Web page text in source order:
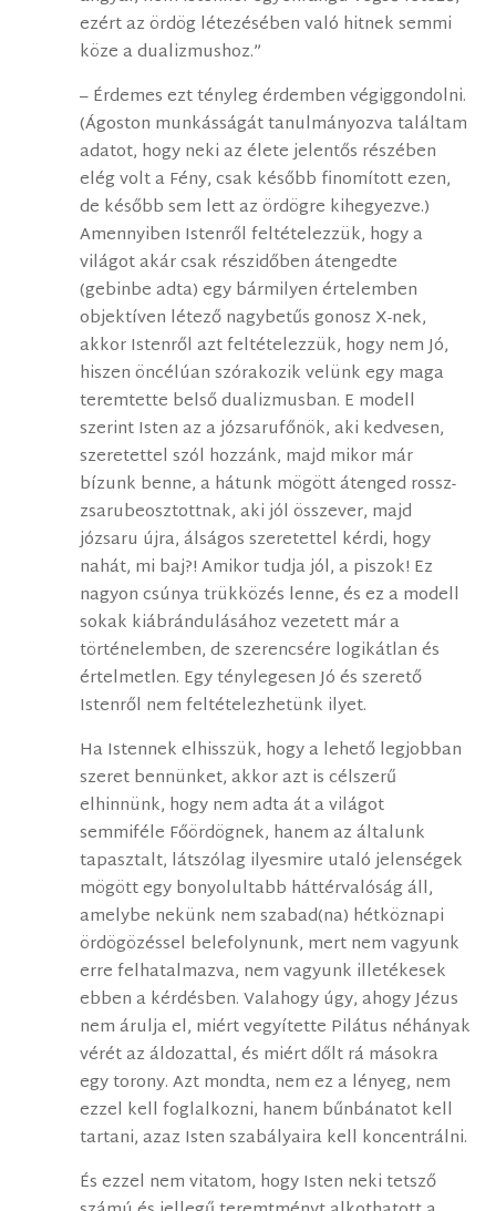
ezért az ördög létezésében való hitnek semmi
köze a dualizmushoz.”
– Érdemes ezt tényleg érdemben végiggondolni.
(Ágoston munkásságát tanulmányozva találtam
adatot, hogy neki az élete jelentős részében
elég volt a Fény, csak később finomított ezen,
de később sem lett az ördögre kihegyezve.)
Amennyiben Istenről feltételezzük, hogy a
világot akár csak részidőben átengedte
(gebinbe adta) egy bármilyen értelemben
objektíven létező nagybetűs gonosz X-nek,
akkor Istenről azt feltételezzük, hogy nem Jó,
hiszen öncélúan szórakozik velünk egy maga
teremtette belső dualizmusban. E modell
szerint Isten az a józsarufőnök, aki kedvesen,
szeretettel szól hozzánk, majd mikor már
bízunk benne, a hátunk mögött átenged rossz-
zsarubeosztottnak, aki jól összever, majd
józsaru újra, álságos szeretettel kérdi, hogy
nahát, mi baj?! Amikor tudja jól, a piszok! Ez
nagyon csúnya trükközés lenne, és ez a modell
sokak kiábrándulásához vezetett már a
történelemben, de szerencsére logikátlan és
értelmetlen. Egy ténylegesen Jó és szerető
Istenről nem feltételezhetünk ilyet.
Ha Istennek elhisszük, hogy a lehető legjobban
szeret bennünket, akkor azt is célszerű
elhinnünk, hogy nem adta át a világot
semmiféle Főördögnek, hanem az általunk
tapasztalt, látszólag ilyesmire utaló jelenségek
mögött egy bonyolultabb háttérvalóság áll,
amelybe nekünk nem szabad(na) hétköznapi
ördögözéssel belefolynunk, mert nem vagyunk
erre felhatalmazva, nem vagyunk illetékesek
ebben a kérdésben. Valahogy úgy, ahogy Jézus
nem árulja el, miért vegyítette Pilátus néhányak
vérét az áldozattal, és miért dőlt rá másokra
egy torony. Azt mondta, nem ez a lényeg, nem
ezzel kell foglalkozni, hanem bűnbánatot kell
tartani, azaz Isten szabályaira kell koncentrálni.
És ezzel nem vitatom, hogy Isten neki tetsző